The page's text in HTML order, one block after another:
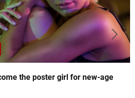
the poster girl for new-age